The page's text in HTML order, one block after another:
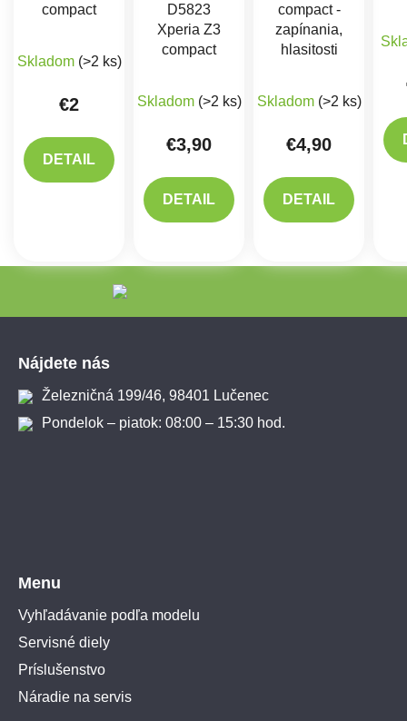
compact
Skladom (>2 ks)
€2
DETAIL
D5823
Xperia Z3
compact
Priemerné hodnotenie produktu
Skladom (>2 ks)
€3,90
DETAIL
compact -
zapínania,
hlasitosti
Priemerné
Skladom (>2 ks)
€4,90
DETAIL
Nájdete nás
Železničná 199/46, 98401 Lučenec
Pondelok – piatok: 08:00 – 15:30 hod.
Menu
Vyhľadávanie podľa modelu
Servisné diely
Príslušenstvo
Náradie na servis